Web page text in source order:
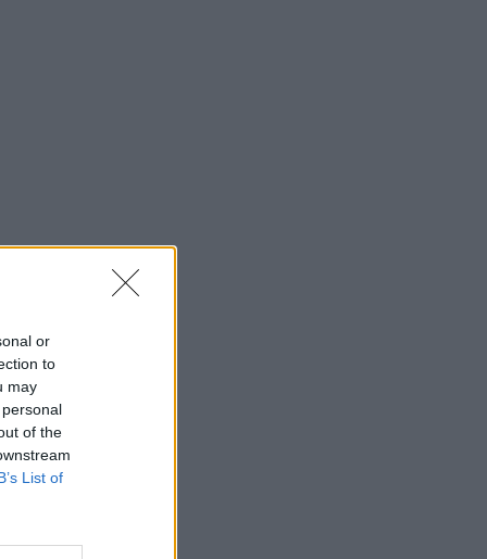
or
to
may
of the
List of